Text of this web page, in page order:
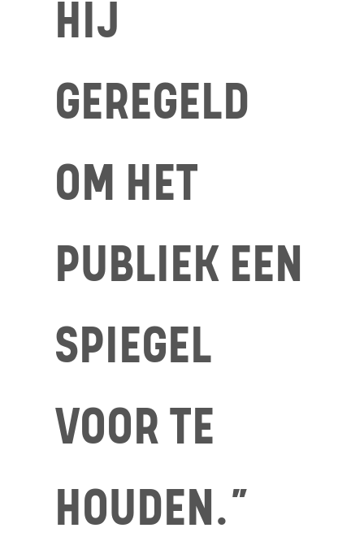
HIJ
GEREGELD
OM HET
PUBLIEK EEN
SPIEGEL
VOOR TE
HOUDEN.”